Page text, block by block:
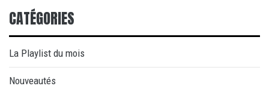
CATÉGORIES
La Playlist du mois
Nouveautés